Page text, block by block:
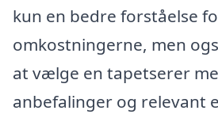
kun en bedre forståelse
omkostningerne, men
at vælge en tapetserer
anbefalinger og relevant